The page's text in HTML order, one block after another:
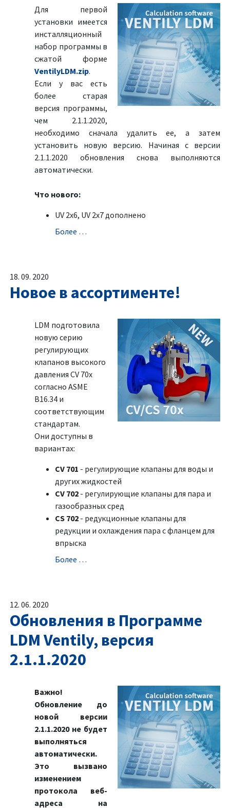
Для первой
установки имеется
инсталляционный
набор программы в
сжатой форме
VentilyLDM.zip.
Если у вас есть
более старая
версия программы,
чем 2.1.1.2020,
необходимо сначала удалить ее, а затем
установить новую версию. Начиная с версии
2.1.1.2020 обновления снова выполняются
автоматически.
Что нового:
UV 2x6, UV 2x7 дополненo
Болeе …
18. 09. 2020
Новое в ассортименте!
LDM подготовила
новую серию
регулирующих
клапанов высокого
давления CV 70x
согласно ASME
B16.34 и
соответствующим
стандартам.
Они доступны в
вариантах:
CV 701 - регулирующие клапаны для воды и
других жидкостей
CV 702 - регулирующие клапаны для пара и
газообразных сред
CS 702 - редукционные клапаны для
редукции и охлаждения пара с фланцем для
впрыска
Болeе …
12. 06. 2020
Обновления в Программе
LDM Ventily, версия
2.1.1.2020
Важно!
Обновление до
новой версии
2.1.1.2020 не будет
выполняться
автоматически.
Это вызвано
изменением
протокола веб-
адреса на